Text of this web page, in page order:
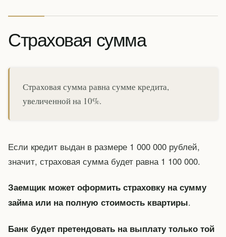
Страховая сумма
Страховая сумма равна сумме кредита,
увеличенной на 10%.
Если кредит выдан в размере 1 000 000 рублей,
значит, страховая сумма будет равна 1 100 000.
Заемщик может оформить страховку на сумму
займа или на полную стоимость квартиры.
Банк будет претендовать на выплату только той